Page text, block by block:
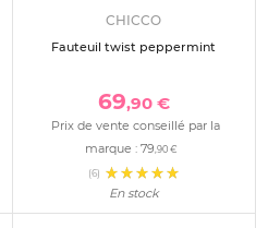
CHICCO
Fauteuil twist peppermint
69,90 €
Prix de vente conseillé par la
marque :79,90 €
(6)
En stock